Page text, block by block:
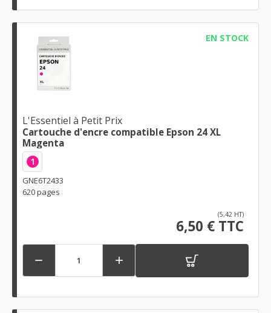
EN STOCK
L'Essentiel à Petit Prix
Cartouche d'encre compatible Epson 24 XL
Magenta
1
GNE6T2433
620 pages
(5,42 HT)
6,50 € TTC
 